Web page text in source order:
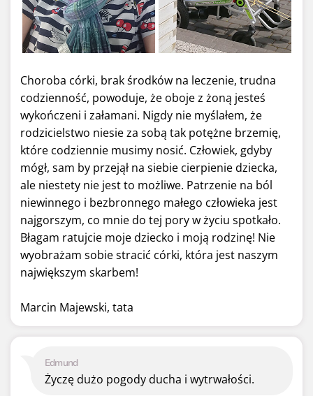
Choroba córki, brak środków na leczenie, trudna
codzienność, powoduje, że oboje z żoną jesteś
wykończeni i załamani. Nigdy nie myślałem, że
rodzicielstwo niesie za sobą tak potężne brzemię,
które codziennie musimy nosić. Człowiek, gdyby
mógł, sam by przejął na siebie cierpienie dziecka,
ale niestety nie jest to możliwe. Patrzenie na ból
niewinnego i bezbronnego małego człowieka jest
najgorszym, co mnie do tej pory w życiu spotkało.
Błagam ratujcie moje dziecko i moją rodzinę! Nie
wyobrażam sobie stracić córki, która jest naszym
największym skarbem!
Marcin Majewski, tata
Edmund
Życzę dużo pogody ducha i wytrwałości.